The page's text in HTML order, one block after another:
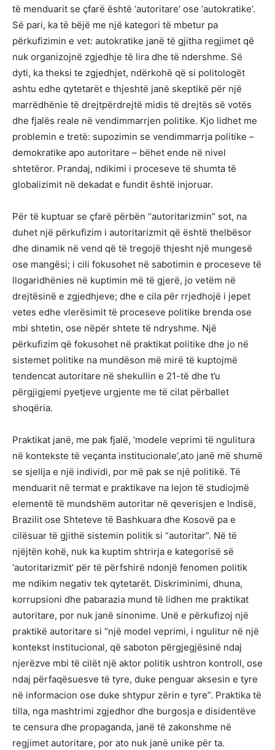
të menduarit se çfarë është ‘autoritare’ ose ‘autokratike’.
Së pari, ka të bëjë me një kategori të mbetur pa
përkufizimin e vet: autokratike janë të gjitha regjimet që
nuk organizojnë zgjedhje të lira dhe të ndershme. Së
dyti, ka theksi te zgjedhjet, ndërkohë që si politologët
ashtu edhe qytetarët e thjeshtë janë skeptikë për një
marrëdhënie të drejtpërdrejtë midis të drejtës së votës
dhe fjalës reale në vendimmarrjen politike. Kjo lidhet me
problemin e tretë: supozimin se vendimmarrja politike –
demokratike apo autoritare – bëhet ende në nivel
shtetëror. Prandaj, ndikimi i proceseve të shumta të
globalizimit në dekadat e fundit është injoruar.
Për të kuptuar se çfarë përbën “autoritarizmin” sot, na
duhet një përkufizim i autoritarizmit që është thelbësor
dhe dinamik në vend që të tregojë thjesht një mungesë
ose mangësi; i cili fokusohet në sabotimin e proceseve të
llogaridhënies në kuptimin më të gjerë, jo vetëm në
drejtësinë e zgjedhjeve; dhe e cila për rrjedhojë i jepet
vetes edhe vlerësimit të proceseve politike brenda ose
mbi shtetin, ose nëpër shtete të ndryshme. Një
përkufizim që fokusohet në praktikat politike dhe jo në
sistemet politike na mundëson më mirë të kuptojmë
tendencat autoritare në shekullin e 21-të dhe t’u
përgjigjemi pyetjeve urgjente me të cilat përballet
shoqëria.
Praktikat janë, me pak fjalë, ‘modele veprimi të ngulitura
në kontekste të veçanta institucionale’,ato janë më shumë
se sjellja e një individi, por më pak se një politikë. Të
menduarit në termat e praktikave na lejon të studiojmë
elementë të mundshëm autoritar në qeverisjen e Indisë,
Brazilit ose Shteteve të Bashkuara dhe Kosovë pa e
cilësuar të gjithë sistemin politik si “autoritar”. Në të
njëjtën kohë, nuk ka kuptim shtrirja e kategorisë së
‘autoritarizmit’ për të përfshirë ndonjë fenomen politik
me ndikim negativ tek qytetarët. Diskriminimi, dhuna,
korrupsioni dhe pabarazia mund të lidhen me praktikat
autoritare, por nuk janë sinonime. Unë e përkufizoj një
praktikë autoritare si “një model veprimi, i ngulitur në një
kontekst institucional, që saboton përgjegjësinë ndaj
njerëzve mbi të cilët një aktor politik ushtron kontroll, ose
ndaj përfaqësuesve të tyre, duke penguar aksesin e tyre
në informacion ose duke shtypur zërin e tyre”. Praktika të
tilla, nga mashtrimi zgjedhor dhe burgosja e disidentëve
te censura dhe propaganda, janë të zakonshme në
regjimet autoritare, por ato nuk janë unike për ta.